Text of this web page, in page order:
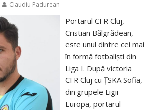
Claudiu Padurean
Portarul CFR Cluj,
Cristian Bălgrădean,
este unul dintre cei mai
în formă fotbaliști din
Liga I. După victoria
CFR Cluj cu ȚSKA Sofia,
din grupele Ligii
Europa, portarul